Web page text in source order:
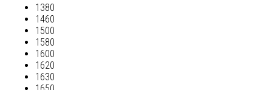
1380
1460
1500
1580
1600
1620
1630